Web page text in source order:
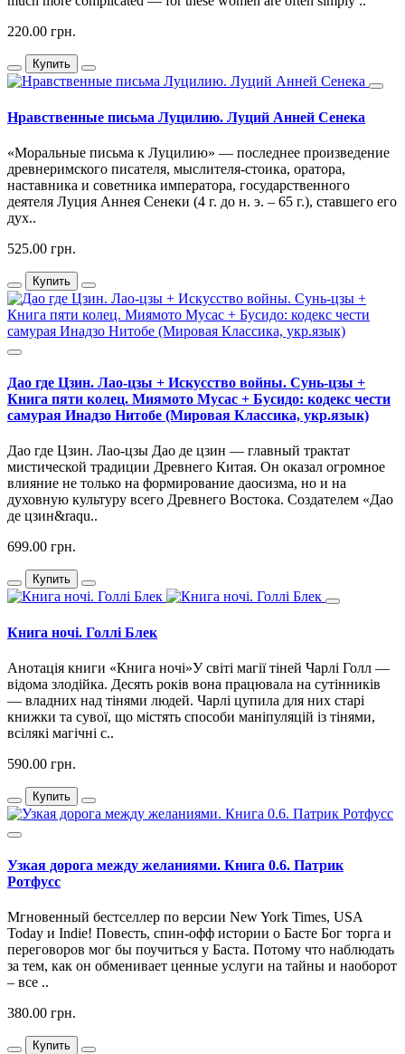
220.00 грн.
Купить
Нравственные письма Луцилию. Луций Анней Сенека
«Моральные письма к Луцилию» — последнее произведение
древнеримского писателя, мыслителя-стоика, оратора,
наставника и советника императора, государственного
деятеля Луция Аннея Сенеки (4 г. до н. э. – 65 г.), ставшего его
дух..
525.00 грн.
Купить
Дао где Цзин. Лао-цзы + Искусство войны. Сунь-цзы +
Книга пяти колец. Миямото Мусас + Бусидо: кодекс чести
самурая Инадзо Нитобе (Мировая Классика, укр.язык)
Дао где Цзин. Лао-цзы Дао де цзин — главный трактат
мистической традиции Древнего Китая. Он оказал огромное
влияние не только на формирование даосизма, но и на
духовную культуру всего Древнего Востока. Создателем «Дао
де цзин&raqu..
699.00 грн.
Купить
Книга ночі. Голлі Блек
Анотація книги «Книга ночі»У світі магії тіней Чарлі Голл —
відома злодійка. Десять років вона працювала на сутінників
— владних над тінями людей. Чарлі цупила для них старі
книжки та сувої, що містять способи маніпуляцій із тінями,
всілякі магічні с..
590.00 грн.
Купить
Узкая дорога между желаниями. Книга 0.6. Патрик
Ротфусс
Мгновенный бестселлер по версии New York Times, USA
Today и Indie! Повесть, спин-офф истории о Басте Бог торга и
переговоров мог бы поучиться у Баста. Потому что наблюдать
за тем, как он обменивает ценные услуги на тайны и наоборот
– все ..
380.00 грн.
Купить